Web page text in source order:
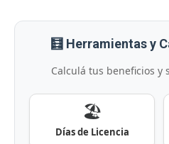
🧮 Herramientas y
Calculá tus beneficios y
🏖️
Días de Licencia